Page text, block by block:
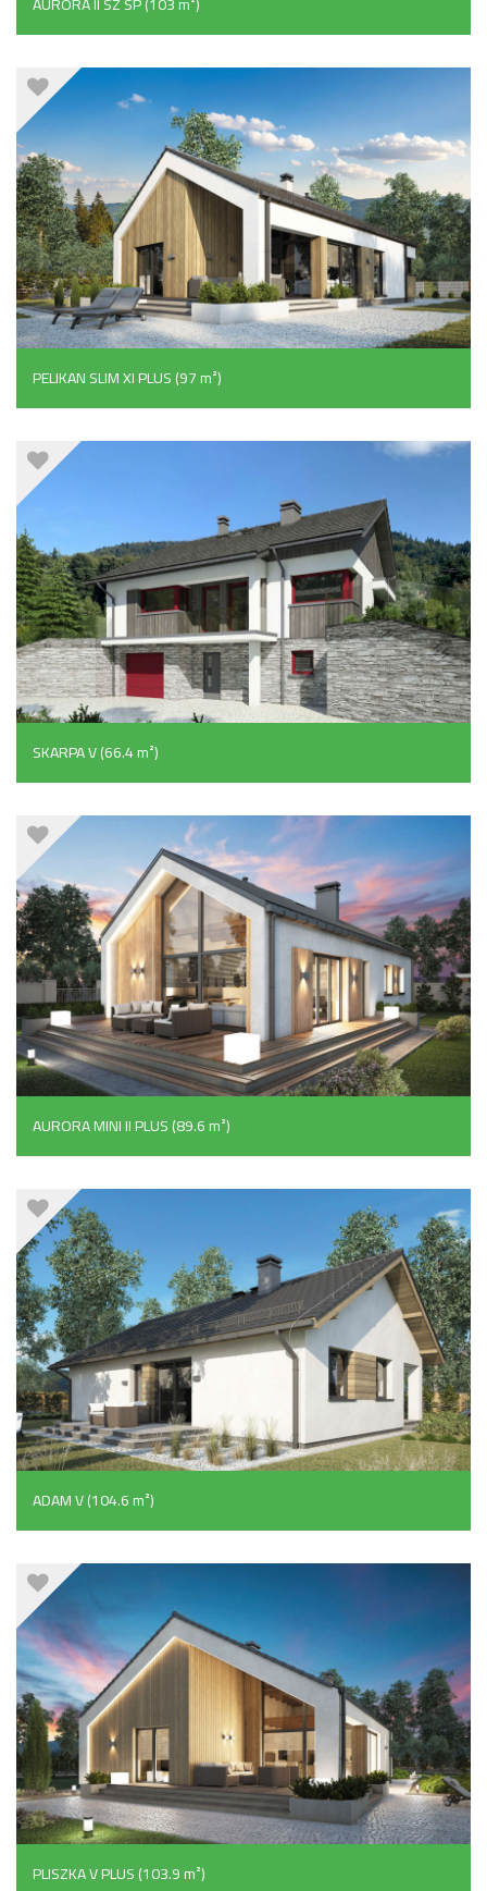
PELIKAN SLIM XI PLUS (97 m²)
SKARPA V (66.4 m²)
AURORA MINI II PLUS (89.6 m²)
ADAM V (104.6 m²)
PLISZKA V PLUS (103.9 m²)